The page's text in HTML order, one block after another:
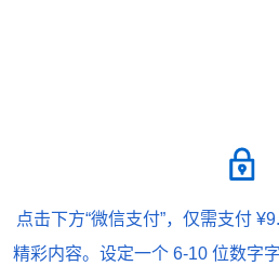
点击下方“微信支付”，仅需支付
精彩内容。设定一个 6-10 位数字